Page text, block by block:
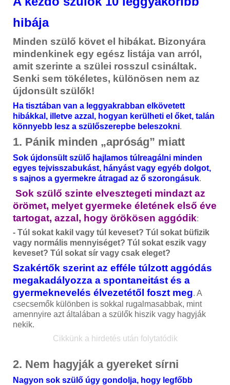
hibája
Minden szülő követ el hibákat. Bizonyára
mindenkinek egy egész listája van arról,
amit szerinte a szülei rosszul csináltak.
Senki sem tökéletes, különösen nem az
újdonsült szülők!
Ha tisztában van a leggyakrabban elkövetett
hibákkal, illetve azzal, hogyan kerülheti el őket, talán
könnyebb lesz a szülőszerepbe beleszokni.
1. Pánik minden „apróság” miatt
Sok újdonsült szülő hajlamos túlreagálni minden
egyes tejvisszabukást, hányást vagy egyéb dolgot,
s sajnos a gyermekre átragad az ő szorongásuk.
Sok szülő szinte elvesztegeti mindazt az
örömet, melyet gyermeke életének első éve
tartogat, azzal, hogy örökösen aggódik:
- Túl sokat kakil vagy túl keveset? Túl sokat büfizik
vagy normális mennyiséget? Túl sokat eszik vagy
keveset? Túl sokat sír vagy csak eleget?
Szakértők szerint az efféle túlzott aggódás
megakadályozza a spontaneitást és a
gyermeknevelés élvezetétől foszt meg. A
csecsemők különben is sokkal rugalmasabbak, mint
amennyire azt általában a szülők hiszik vagy hagyják
nekik.
Cikkünk a hirdetés után folytatódik
2. Nem hagyják a gyereket sírni
Nagyon sok szülő úgy gondolja, hogy legfőbb